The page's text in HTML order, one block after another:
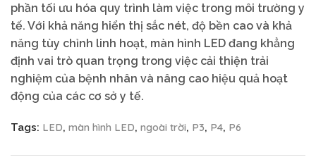
phần tối ưu hóa quy trình làm việc trong môi trường y
tế. Với khả năng hiển thị sắc nét, độ bền cao và khả
năng tùy chỉnh linh hoạt, màn hình LED đang khẳng
định vai trò quan trọng trong việc cải thiện trải
nghiệm của bệnh nhân và nâng cao hiệu quả hoạt
động của các cơ sở y tế.
Tags: LED, màn hình LED, ngoài trời, P3, P4, P6